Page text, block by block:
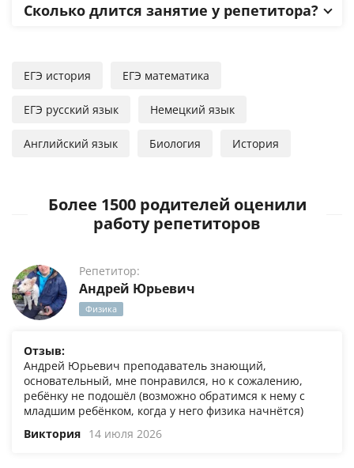
Сколько длится занятие у репетитора?
ЕГЭ история ЕГЭ математика
ЕГЭ русский язык Немецкий язык
Английский язык Биология История
Более 1500 родителей оценили
работу репетиторов
Репетитор:
Андрей Юрьевич
Физика
Отзыв:
Андрей Юрьевич преподаватель знающий,
основательный, мне понравился, но к сожалению,
ребёнку не подошёл (возможно обратимся к нему с
младшим ребёнком, когда у него физика начнётся)
Виктория 14 июля 2026